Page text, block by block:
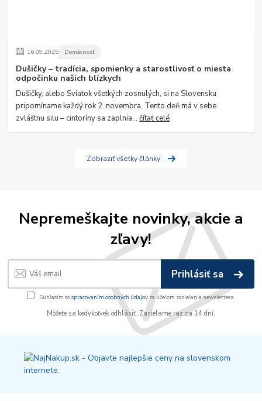
16.09.2025 Domácnosť
Dušičky – tradícia, spomienky a starostlivosť o miesta
odpočinku našich blízkych
Dušičky, alebo Sviatok všetkých zosnulých, si na Slovensku
pripomíname každý rok 2. novembra. Tento deň má v sebe
zvláštnu silu – cintoríny sa zaplnia...čítať celé
Zobraziť všetky články
Nepremeškajte novinky, akcie a
zľavy!
Prihlásiť sa
Súhlasím sospracovaním osobných údajovza účelom zasielania newslettera.
Môžete sa kedykoľvek odhlásiť. Zasielame raz za 14 dní.